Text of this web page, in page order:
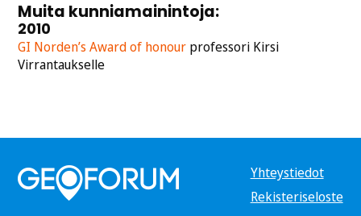
Muita kunniamainintoja:
2010
GI Norden’s Award of honour professori Kirsi
Virrantaukselle
(Avautuu
uudessa
Yhteystiedot
Rekisteriseloste